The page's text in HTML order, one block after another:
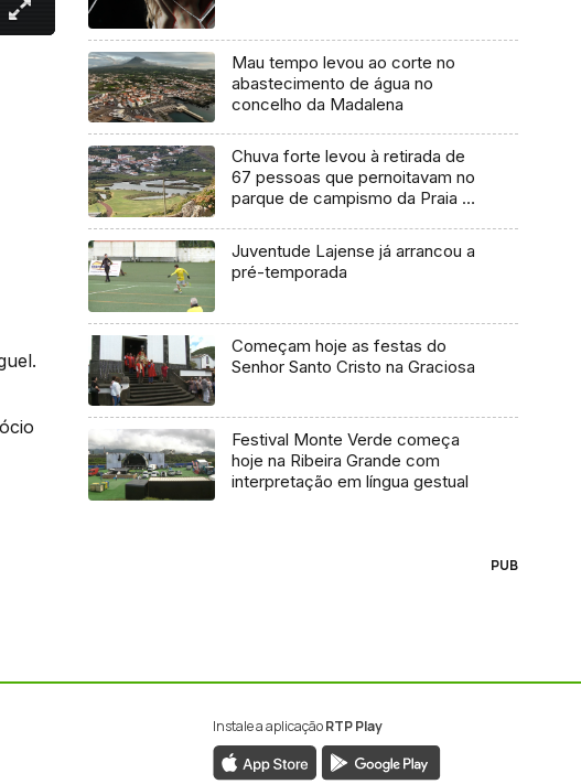
Mau tempo levou ao corte no
abastecimento de água no
concelho da Madalena
Chuva forte levou à retirada de
67 pessoas que pernoitavam no
parque de campismo da Praia da
Juventude Lajense já arrancou a
pré-temporada
Começam hoje as festas do
Senhor Santo Cristo na Graciosa
Festival Monte Verde começa
hoje na Ribeira Grande com
interpretação em língua gestual
PUB
Instale a aplicaçãoRTP Play